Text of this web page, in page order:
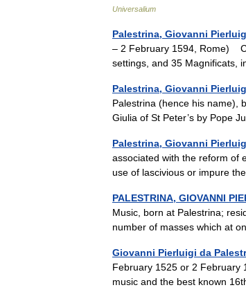
Universalium
Palestrina, Giovanni
– 2 February 1594, Rome)
settings, and 35
Palestrina, Giovanni
Palestrina (hence his name),
Giulia of St Peter’s by Pope
Palestrina, Giovanni
associated with the reform of
use of lascivious or impure
PALESTRINA, GIOVANNI
Music, born at Palestrina;
number of masses which at
Giovanni Pierluigi da
February 1525 or 2 February
music and the best known